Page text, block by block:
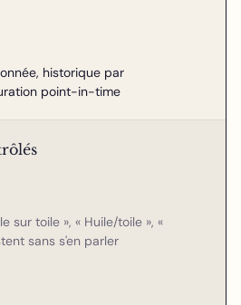
historique par
point-in-time
sur toile », « Huile/toile », «
sans s'en parler